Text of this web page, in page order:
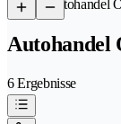
/Autohandel
Autohandel
6 Ergebnisse